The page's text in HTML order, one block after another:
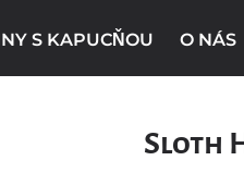
S KAPUCŇOU O NÁS
Sloth